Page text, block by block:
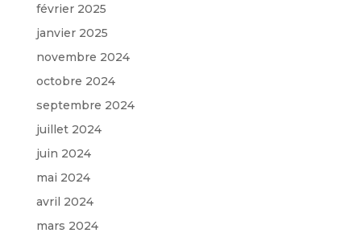
février 2025
janvier 2025
novembre 2024
octobre 2024
septembre 2024
juillet 2024
juin 2024
mai 2024
avril 2024
mars 2024